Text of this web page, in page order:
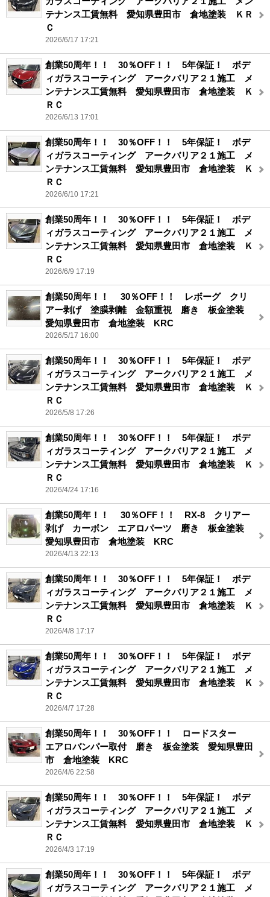
テナンス工賃無料 愛知県豊田市 倉地塗装 ＫＲ
Ｃ
2026/6/17 17:21
創業50周年！！ 30％OFF！！ 5年保証！ ボデ
ィガラスコーティング アークバリア２１施工 メ
ンテナンス工賃無料 愛知県豊田市 倉地塗装 Ｋ
ＲＣ
2026/6/13 17:01
創業50周年！！ 30％OFF！！ 5年保証！ ボデ
ィガラスコーティング アークバリア２１施工 メ
ンテナンス工賃無料 愛知県豊田市 倉地塗装 Ｋ
ＲＣ
2026/6/10 17:21
創業50周年！！ 30％OFF！！ 5年保証！ ボデ
ィガラスコーティング アークバリア２１施工 メ
ンテナンス工賃無料 愛知県豊田市 倉地塗装 Ｋ
ＲＣ
2026/6/9 17:19
創業50周年！！ 30％OFF！！ レボーグ クリ
アー剥げ 塗膜剥離 金額重視 磨き 板金塗装
愛知県豊田市 倉地塗装 KRC
2026/5/17 16:00
創業50周年！！ 30％OFF！！ 5年保証！ ボデ
ィガラスコーティング アークバリア２１施工 メ
ンテナンス工賃無料 愛知県豊田市 倉地塗装 Ｋ
ＲＣ
2026/5/8 17:26
創業50周年！！ 30％OFF！！ 5年保証！ ボデ
ィガラスコーティング アークバリア２１施工 メ
ンテナンス工賃無料 愛知県豊田市 倉地塗装 Ｋ
ＲＣ
2026/4/24 17:16
創業50周年！！ 30％OFF！！ RX-8 クリアー
剥げ カーボン エアロパーツ 磨き 板金塗装
愛知県豊田市 倉地塗装 KRC
2026/4/13 22:13
創業50周年！！ 30％OFF！！ 5年保証！ ボデ
ィガラスコーティング アークバリア２１施工 メ
ンテナンス工賃無料 愛知県豊田市 倉地塗装 Ｋ
ＲＣ
2026/4/8 17:17
創業50周年！！ 30％OFF！！ 5年保証！ ボデ
ィガラスコーティング アークバリア２１施工 メ
ンテナンス工賃無料 愛知県豊田市 倉地塗装 Ｋ
ＲＣ
2026/4/7 17:28
創業50周年！！ 30％OFF！！ ロードスター
エアロバンパー取付 磨き 板金塗装 愛知県豊田
市 倉地塗装 KRC
2026/4/6 22:58
創業50周年！！ 30％OFF！！ 5年保証！ ボデ
ィガラスコーティング アークバリア２１施工 メ
ンテナンス工賃無料 愛知県豊田市 倉地塗装 Ｋ
ＲＣ
2026/4/3 17:19
創業50周年！！ 30％OFF！！ 5年保証！ ボデ
ィガラスコーティング アークバリア２１施工 メ